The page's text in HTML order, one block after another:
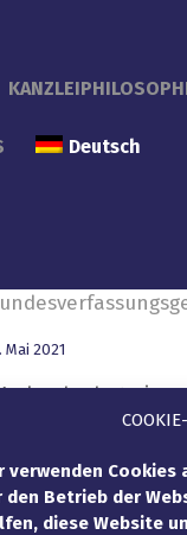
verwenden Cookies
den Betrieb der
diese Website
Deutsch
Mai 2021
hat